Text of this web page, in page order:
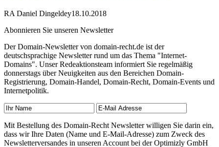
RA Daniel Dingeldey18.10.2018
Abonnieren Sie unseren Newsletter
Der Domain-Newsletter von domain-recht.de ist der
deutschsprachige Newsletter rund um das Thema "Internet-
Domains". Unser Redeaktionsteam informiert Sie regelmäßig
donnerstags über Neuigkeiten aus den Bereichen Domain-
Registrierung, Domain-Handel, Domain-Recht, Domain-Events und
Internetpolitik.
Mit Bestellung des Domain-Recht Newsletter willigen Sie darin ein,
dass wir Ihre Daten (Name und E-Mail-Adresse) zum Zweck des
Newsletterversandes in unseren Account bei der Optimizly GmbH